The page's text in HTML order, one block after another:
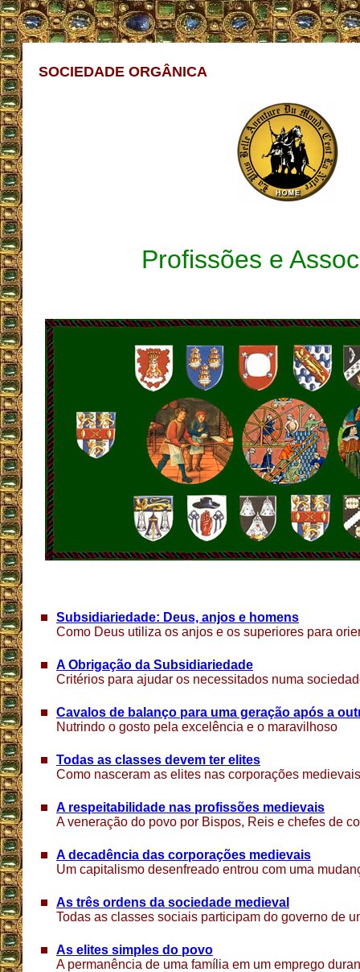
SOCIEDADE ORGÂNICA
Profissões e
Subsidiariedade: Deus, anjos e homens
Como Deus utiliza os anjos e os superiores para
A Obrigação da Subsidiariedade
Critérios para ajudar os necessitados numa
Cavalos de balanço para uma geração após a
Nutrindo o gosto pela excelência e o maravilhoso
Todas as classes devem ter elites
Como nasceram as elites nas corporações medievais
A respeitabilidade nas profissões medievais
A veneração do povo por Bispos, Reis e chefes de
A decadência das corporações medievais
Um capitalismo desenfreado entrou com uma
As três ordens da sociedade medieval
Todas as classes sociais participam do governo de
As elites simples do povo
A permanência de uma família em um emprego